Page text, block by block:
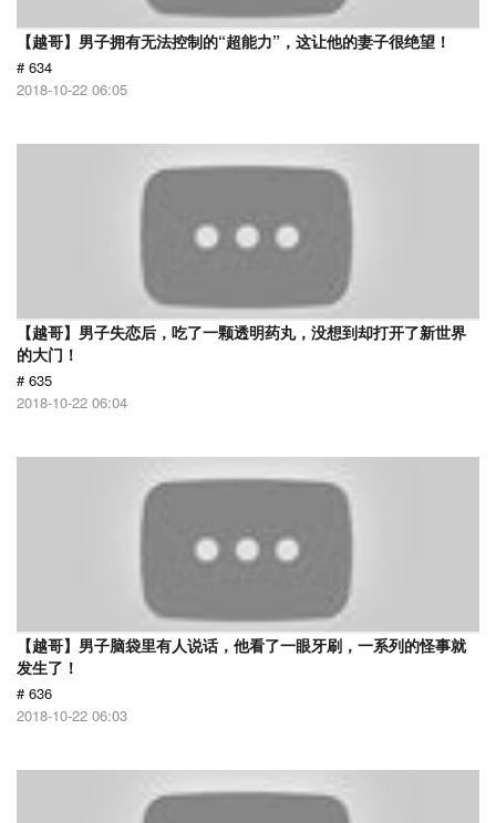
【越哥】男子拥有无法控制的“超能力”，这让他的妻子很绝望！
# 634
2018-10-22 06:05
【越哥】男子失恋后，吃了一颗透明药丸，没想到却打开了新世界
的大门！
# 635
2018-10-22 06:04
【越哥】男子脑袋里有人说话，他看了一眼牙刷，一系列的怪事就
发生了！
# 636
2018-10-22 06:03